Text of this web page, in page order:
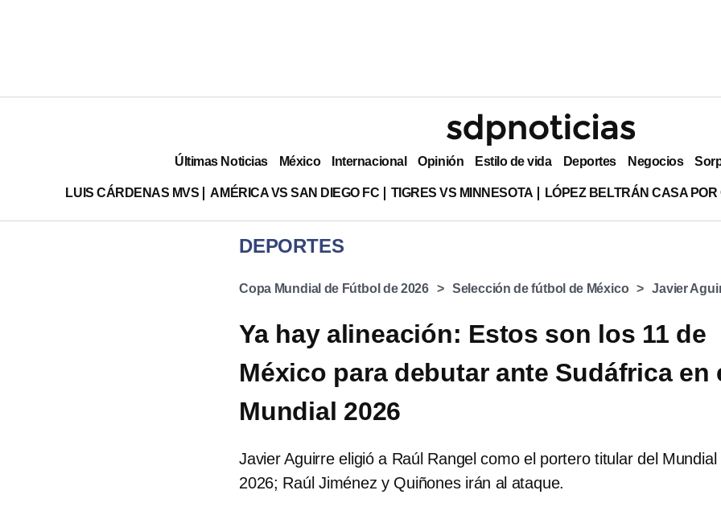
Últimas Noticias México Internacional Opinión Estilo de vida Deportes Negocios
LUIS CÁRDENAS MVS AMÉRICA VS SAN DIEGO FC TIGRES VS MINNESOTA LÓPEZ BELTRÁN CASA
DEPORTES
Copa Mundial de Fútbol de 2026 Selección de fútbol de México Javier
Ya hay alineación: Estos son los 11 de
México para debutar ante Sudáfrica en
Mundial 2026
Javier Aguirre eligió a Raúl Rangel como el portero titular del Mundial
2026; Raúl Jiménez y Quiñones irán al ataque.